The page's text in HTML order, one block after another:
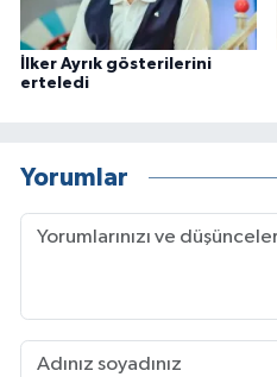
İlker Ayrık gösterilerini
erteledi
Yorumlar